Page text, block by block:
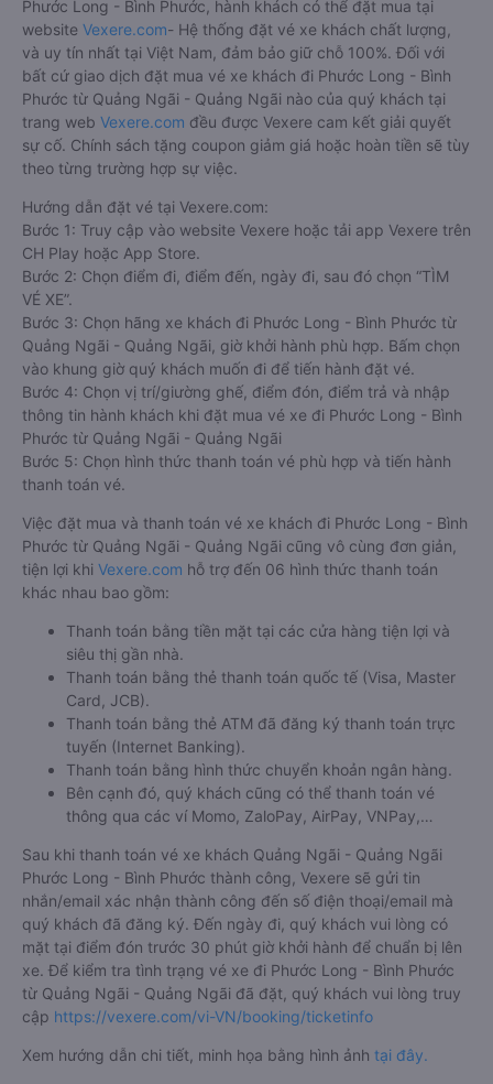
Phước Long - Bình Phước, hành khách có thể đặt mua tại
website Vexere.com- Hệ thống đặt vé xe khách chất lượng,
và uy tín nhất tại Việt Nam, đảm bảo giữ chỗ 100%. Đối với
bất cứ giao dịch đặt mua vé xe khách đi Phước Long - Bình
Phước từ Quảng Ngãi - Quảng Ngãi nào của quý khách tại
trang web Vexere.com đều được Vexere cam kết giải quyết
sự cố. Chính sách tặng coupon giảm giá hoặc hoàn tiền sẽ tùy
theo từng trường hợp sự việc.
Hướng dẫn đặt vé tại Vexere.com:
Bước 1: Truy cập vào website Vexere hoặc tải app Vexere trên
CH Play hoặc App Store.
Bước 2: Chọn điểm đi, điểm đến, ngày đi, sau đó chọn “TÌM
VÉ XE”.
Bước 3: Chọn hãng xe khách đi Phước Long - Bình Phước từ
Quảng Ngãi - Quảng Ngãi, giờ khởi hành phù hợp. Bấm chọn
vào khung giờ quý khách muốn đi để tiến hành đặt vé.
Bước 4: Chọn vị trí/giường ghế, điểm đón, điểm trả và nhập
thông tin hành khách khi đặt mua vé xe đi Phước Long - Bình
Phước từ Quảng Ngãi - Quảng Ngãi
Bước 5: Chọn hình thức thanh toán vé phù hợp và tiến hành
thanh toán vé.
Việc đặt mua và thanh toán vé xe khách đi Phước Long - Bình
Phước từ Quảng Ngãi - Quảng Ngãi cũng vô cùng đơn giản,
tiện lợi khi Vexere.com hỗ trợ đến 06 hình thức thanh toán
khác nhau bao gồm:
Thanh toán bằng tiền mặt tại các cửa hàng tiện lợi và
siêu thị gần nhà.
Thanh toán bằng thẻ thanh toán quốc tế (Visa, Master
Card, JCB).
Thanh toán bằng thẻ ATM đã đăng ký thanh toán trực
tuyến (Internet Banking).
Thanh toán bằng hình thức chuyển khoản ngân hàng.
Bên cạnh đó, quý khách cũng có thể thanh toán vé
thông qua các ví Momo, ZaloPay, AirPay, VNPay,…
Sau khi thanh toán vé xe khách Quảng Ngãi - Quảng Ngãi
Phước Long - Bình Phước thành công, Vexere sẽ gửi tin
nhắn/email xác nhận thành công đến số điện thoại/email mà
quý khách đã đăng ký. Đến ngày đi, quý khách vui lòng có
mặt tại điểm đón trước 30 phút giờ khởi hành để chuẩn bị lên
xe. Để kiểm tra tình trạng vé xe đi Phước Long - Bình Phước
từ Quảng Ngãi - Quảng Ngãi đã đặt, quý khách vui lòng truy
cập https://vexere.com/vi-VN/booking/ticketinfo
Xem hướng dẫn chi tiết, minh họa bằng hình ảnh tại đây.